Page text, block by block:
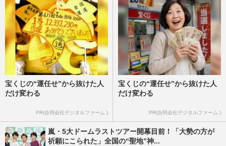
宝くじの“運任せ”から抜けた人
だけ変わる
PR(合同会社デジタルファーム )
宝くじの“運任せ”から抜けた人
だけ変わる
PR(合同会社デジタルファーム )
嵐・5大ドームラストツアー開幕目前！「大勢の方が
祈願にこられた」全国の“聖地”神...